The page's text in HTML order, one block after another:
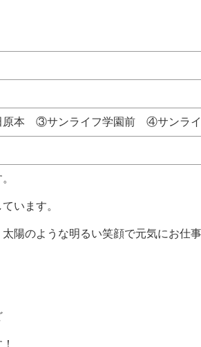
本 ③サンライフ学園前 ④サンラ
います。
陽のような明るい笑顔で元気にお仕